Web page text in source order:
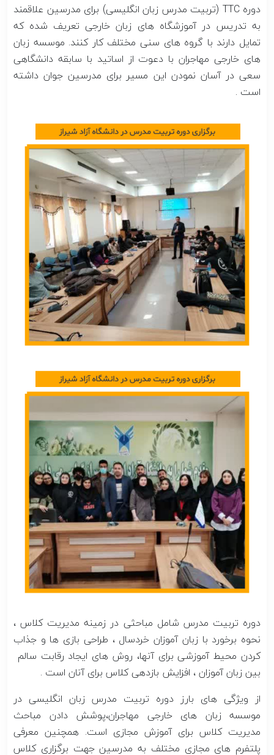
دوره TTC (تربیت مدرس زبان انگلیسی) برای مدرسین علاقمند
به تدریس در آموزشگاه های زبان خارجی تعریف شده که
تمایل دارند با گروه های سنی مختلف کار کنند. موسسه زبان
های خارجی مهاجران با دعوت از اساتید با سابقه دانشگاهی
سعی در آسان نمودن این مسیر برای مدرسین جوان داشته
است .
دوره تربیت مدرس شامل مباحثی در زمینه مدیریت کلاس ،
نحوه برخورد با زبان آموزان خردسال ، طراحی بازی ها و جذاب
کردن محیط آموزشی برای آنها، روش های ایجاد رقابت سالم
بین زبان آموزان ، افزایش بازدهی کلاس برای آنان است .
از ویژگی های بارز دوره تربیت مدرس زبان انگلیسی در
موسسه زبان های خارجی مهاجران،پوشش دادن مباحث
مدیریت کلاس برای آموزش مجازی است. همچنین معرفی
پلتفرم های مجازی مختلف به مدرسین جهت برگزاری کلاس